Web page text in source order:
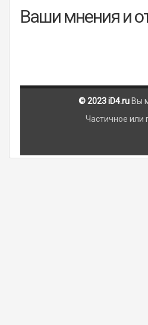
Ваши мнения и
© 2023 iD4.ru Вы
Частичное или